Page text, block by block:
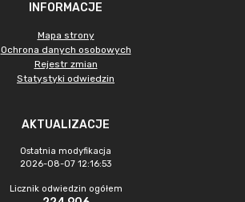
INFORMACJE
Mapa strony
Ochrona danych osobowych
Rejestr zmian
Statystyki odwiedzin
AKTUALIZACJE
Ostatnia modyfikacja
2026-08-07 12:16:53
Licznik odwiedzin ogółem